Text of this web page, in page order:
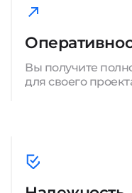
Вы получите
для своего